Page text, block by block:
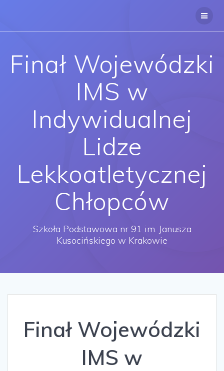
Finał Wojewódzki
IMS w
Indywidualnej
Lidze
Lekkoatletycznej
Chłopców
Szkoła Podstawowa nr 91 im. Janusza
Kusocińskiego w Krakowie
Finał Wojewódzki
IMS w